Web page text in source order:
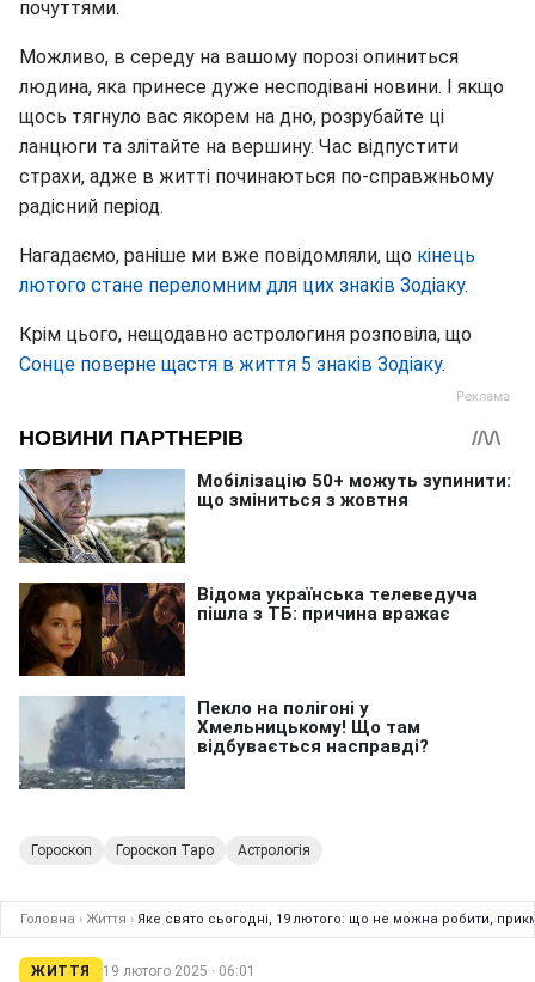
почуттями.
Можливо, в середу на вашому порозі опиниться
людина, яка принесе дуже несподівані новини. І якщо
щось тягнуло вас якорем на дно, розрубайте ці
ланцюги та злітайте на вершину. Час відпустити
страхи, адже в житті починаються по-справжньому
радісний період.
Нагадаємо, раніше ми вже повідомляли, що кінець
лютого стане переломним для цих знаків Зодіаку.
Крім цього, нещодавно астрологиня розповіла, що
Сонце поверне щастя в життя 5 знаків Зодіаку.
Гороскоп Гороскоп Таро Астрологія
Головна › Життя › Яке свято сьогодні, 19 лютого: що не можна робити,
ЖИТТЯ 19 лютого 2025 · 06:01